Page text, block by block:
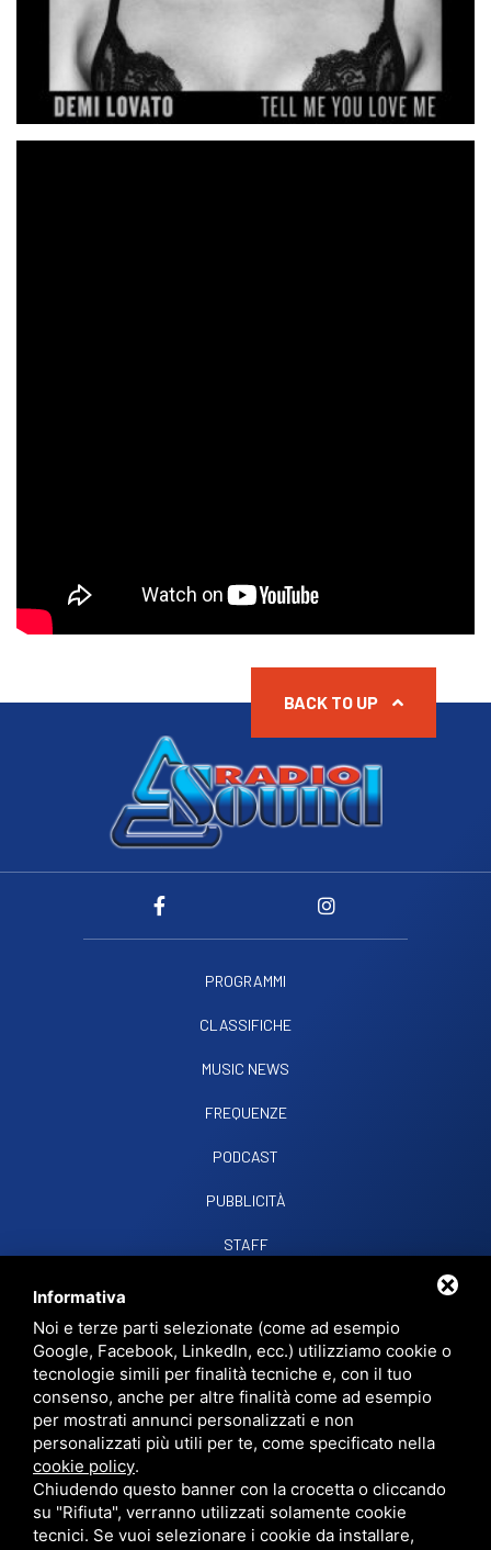
PROGRAMMI
CLASSIFICHE
MUSIC NEWS
FREQUENZE
PODCAST
PUBBLICITÀ
STAFF
RADIO SOUND SNCVIALE PAPA GIOVANNI XXIII, 39, 44021 CODIGORO FE
D.L. 34/2019 EROG. PUBBLICHE
PRIVACY•SITEMAP• QUESTO SITO È PROTETTO DA GOOGLE RECAPTCHA
V3,PRIVACY POLICYETERMS OF SERVICEDI GOOGLE.
BACK TO UP
Informativa
Noi e terze parti selezionate (come ad esempio
Google, Facebook, LinkedIn, ecc.) utilizziamo cookie o
tecnologie simili per finalità tecniche e, con il tuo
consenso, anche per altre finalità come ad esempio
per mostrati annunci personalizzati e non
personalizzati più utili per te, come specificato nella
cookie policy.
Chiudendo questo banner con la crocetta o cliccando
su "Rifiuta", verranno utilizzati solamente cookie
tecnici. Se vuoi selezionare i cookie da installare,